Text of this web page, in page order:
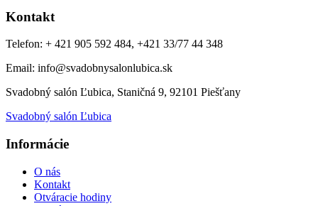
Kontakt
Telefon: + 421 905 592 484, +421 33/77 44 348
Email: info@svadobnysalonlubica.sk
Svadobný salón Ľubica, Staničná 9, 92101 Piešťany
Svadobný salón Ľubica
Informácie
O nás
Kontakt
Otváracie hodiny